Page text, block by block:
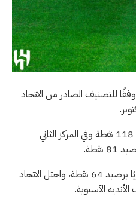
وفقًا للتصنيف الصادر من الاتحاد
وحل الهلال في المرتبة الأولى برصيد 118 نقطة وفي المركز الثاني
وجاء النصر في المركز الخامس آسيويًا برصيد 64 نقطة، واحتل الاتحاد
الآسيوية.